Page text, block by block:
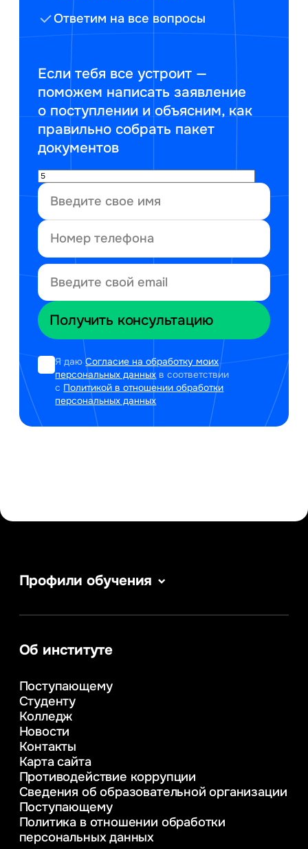
Ответим на все вопросы
Если тебя все устроит —
поможем написать заявление
о поступлении и объясним, как
правильно собрать пакет
документов
Я даюСогласие на обработку моих
персональных данных в соответствии
с Политикой в отношении обработки
персональных данных
Профили обучения
Сервис в сфере туризма и гостеприимства
аналитика
Управление в сфере коммерческой
Психолого-педагогическое
консультирование и медиация
в образовании
Веб-дизайн
Управление инновационным развитием
предприятия
Уголовное право
Информационные технологии в бизнесе
Информационное и программное
обеспечение бизнес процессов
Управление человеческими ресурсами
Об институте
Поступающему
Студенту
Колледж
Новости
Контакты
Карта сайта
Противодействие коррупции
Сведения об образовательной организации
Поступающему
Политика в отношении обработки
персональных данных